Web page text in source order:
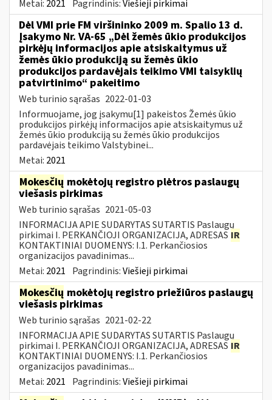
Metai: 2021 Pagrindinis:Viešieji pirkimai
Dėl VMI prie FM viršininko 2009 m. Spalio 13 d.
Įsakymo Nr. VA-65 „Dėl žemės ūkio produkcijos
pirkėjų informacijos apie atsiskaitymus už
žemės ūkio produkciją su žemės ūkio
produkcijos pardavėjais teikimo VMI taisyklių
patvirtinimo“ pakeitimo
Web turinio sąrašas 2022-01-03
Informuojame, jog įsakymu[1] pakeistos Žemės ūkio
produkcijos pirkėjų informacijos apie atsiskaitymus už
žemės ūkio produkciją su žemės ūkio produkcijos
pardavėjais teikimo Valstybinei...
Metai: 2021
Mokesčių mokėtojų registro plėtros paslaugų
viešasis pirkimas
Web turinio sąrašas 2021-05-03
INFORMACIJA APIE SUDARYTAS SUTARTIS Paslaugų
pirkimai I. PERKANČIOJI ORGANIZACIJA, ADRESAS IR
KONTAKTINIAI DUOMENYS: I.1. Perkančiosios
organizacijos pavadinimas...
Metai: 2021 Pagrindinis:Viešieji pirkimai
Mokesčių mokėtojų registro priežiūros paslaugų
viešasis pirkimas
Web turinio sąrašas 2021-02-22
INFORMACIJA APIE SUDARYTAS SUTARTIS Paslaugų
pirkimai I. PERKANČIOJI ORGANIZACIJA, ADRESAS IR
KONTAKTINIAI DUOMENYS: I.1. Perkančiosios
organizacijos pavadinimas...
Metai: 2021 Pagrindinis:Viešieji pirkimai